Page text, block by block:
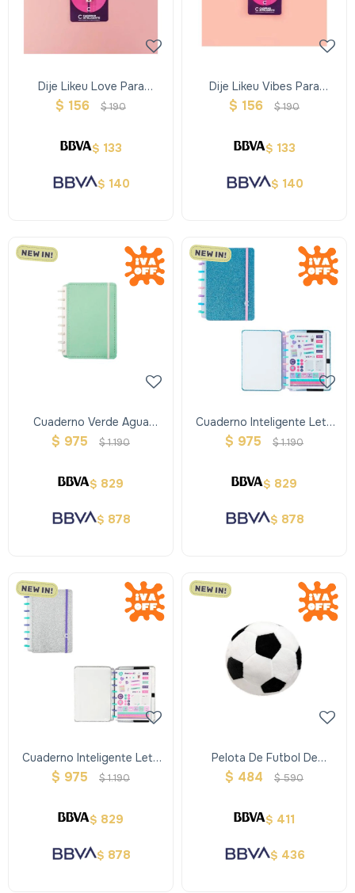
Dije Likeu Love Para
Cuaderno Inteligente
$ 156 $190
$ 133
$ 140
Dije Likeu Vibes Para
Cuaderno Inteligente
$ 156 $190
$ 133
$ 140
Cuaderno Verde Agua
Pastel A5
$ 975 $1.190
$ 829
$ 878
Cuaderno Inteligente Lets
Glitter Ocean Blue A5
$ 975 $1.190
$ 829
$ 878
Cuaderno Inteligente Lets
Glitter Silver A5
$ 975 $1.190
$ 829
$ 878
Pelota De Futbol De
Peluche
$ 484 $ 590
$ 411
$ 436